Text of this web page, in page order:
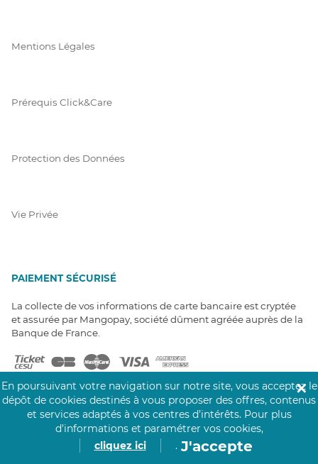
Mentions Légales
Prérequis Click&Care
Protection des Données
Vie Privée
PAIEMENT SÉCURISÉ
La collecte de vos informations de carte bancaire est cryptée
et assurée par Mangopay, société dûment agréée auprès de la
Banque de France.
NOS PARTENAIRES
En poursuivant votre navigation sur notre site, vous acceptez le
dépôt de cookies destinés à vous proposer des offres, contenus
et services adaptés à vos centres d’intérêts. Pour plus
d’informations et paramétrer vos cookies,
cliquez ici
. J'accepte
✕